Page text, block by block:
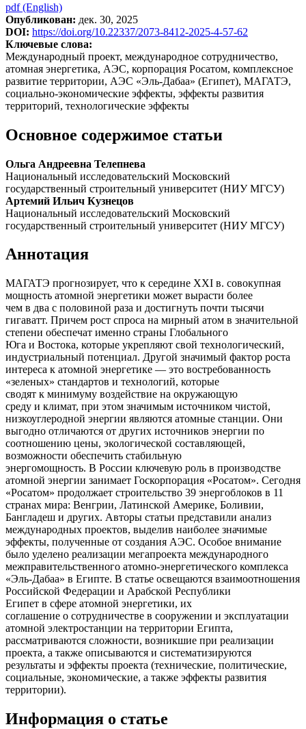
pdf (English)
Опубликован: дек. 30, 2025
DOI: https://doi.org/10.22337/2073-8412-2025-4-57-62
Ключевые слова:
Международный проект, международное сотрудничество,
атомная энергетика, АЭС, корпорация Росатом, комплексное
развитие территории, АЭС «Эль-Дабаа» (Египет), МАГАТЭ,
социально-экономические эффекты, эффекты развития
территорий, технологические эффекты
Основное содержимое статьи
Ольга Андреевна Телепнева
Национальный исследовательский Московский
государственный строительный университет (НИУ МГСУ)
Артемий Ильич Кузнецов
Национальный исследовательский Московский
государственный строительный университет (НИУ МГСУ)
Аннотация
МАГАТЭ прогнозирует, что к середине XXI в. совокупная
мощность атомной энергетики может вырасти более
чем в два с половиной раза и достигнуть почти тысячи
гигаватт. Причем рост спроса на мирный атом в значительной
степени обеспечат именно страны Глобального
Юга и Востока, которые укреп­ляют свой технологический,
индустриальный потенциал. Другой значимый фактор роста
интереса к атомной энергетике — это востребованность
«зеленых» стандартов и технологий, которые
сводят к минимуму воздействие на окружающую
среду и климат, при этом значимым источником чистой,
низкоуглеродной энергии являются атомные станции. Они
выгодно отличаются от других источников энергии по
соотношению цены, экологической составляющей,
возможности обеспечить стабильную
энергомощность. В России ключевую роль в производстве
атомной энергии занимает Госкорпорация «Росатом». Сегодня
«Росатом» продолжает строительство 39 энергоблоков в 11
странах мира: Венгрии, Латинской Америке, Боливии,
Бангладеш и других. Авторы статьи представили анализ
международных проектов, выделив наиболее значимые
эффекты, полученные от создания АЭС. Особое внимание
было уделено реализации мегапроекта международного
межправительственного атомно-энергетического комплекса
«Эль-Дабаа» в Египте. В статье освещаются взаимоотношения
Российской Федерации и Арабской Республики
Египет в сфере атомной энергетики, их
соглашение о сотрудничестве в сооружении и эксплуатации
атомной электростанции на территории Египта,
рассматриваются сложности, возникшие при реализации
проекта, а также описываются и систематизируются
результаты и эффекты проекта (технические, политические,
социальные, экономические, а также эффекты развития
территории).
Информация о статье